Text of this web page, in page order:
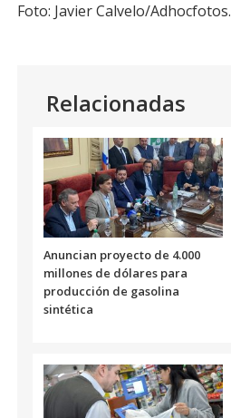
LinkFoto: Javier Calvelo/Adhocfotos.
Relacionadas
Anuncian proyecto de 4.000
millones de dólares para
producción de gasolina
sintética